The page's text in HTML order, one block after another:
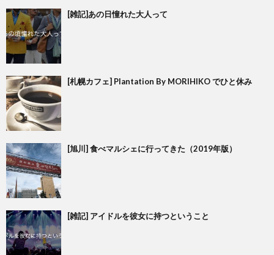
[雑記]あの日憧れた大人って
[札幌カフェ] Plantation By MORIHIKO でひと休み
[旭川] 食べマルシェに行ってきた（2019年版）
[雑記] アイドルを彼女に持つということ